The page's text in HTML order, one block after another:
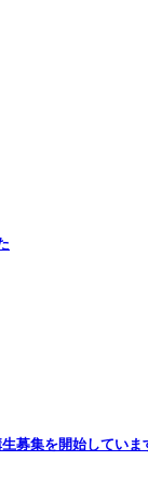
募集を開始していま